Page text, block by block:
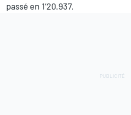
passé en 1’20.937.